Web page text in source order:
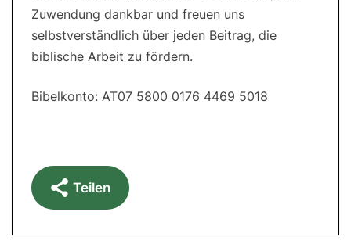
Zuwendung dankbar und freuen uns
selbstverständlich über jeden Beitrag, die
biblische Arbeit zu fördern.
Bibelkonto: AT07 5800 0176 4469 5018
Teilen